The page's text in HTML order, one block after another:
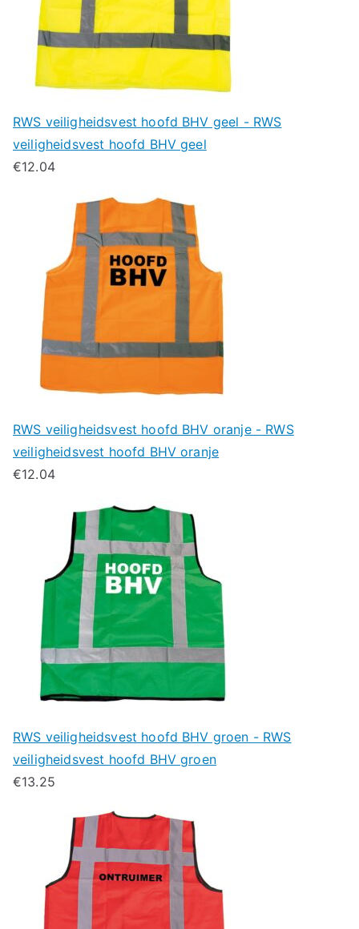
RWS veiligheidsvest hoofd BHV geel - RWS
veiligheidsvest hoofd BHV geel
€12.04
RWS veiligheidsvest hoofd BHV oranje - RWS
veiligheidsvest hoofd BHV oranje
€12.04
RWS veiligheidsvest hoofd BHV groen - RWS
veiligheidsvest hoofd BHV groen
€13.25